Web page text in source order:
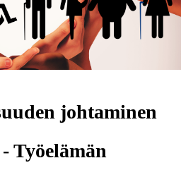
johtaminen
Työelämän